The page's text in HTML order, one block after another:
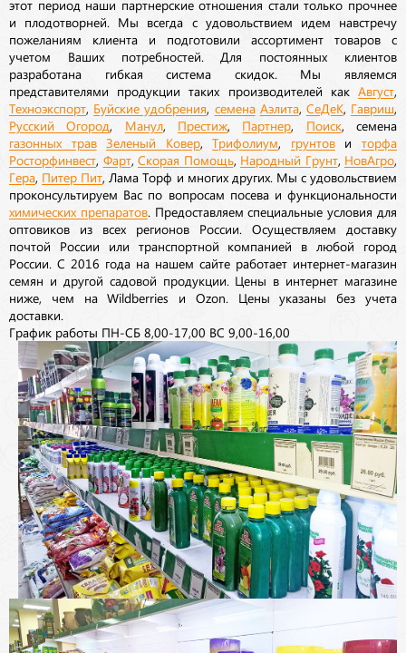
этот период наши партнерские отношения стали только прочнее
и плодотворней. Мы всегда с удовольствием идем навстречу
пожеланиям клиента и подготовили ассортимент товаров с
учетом Ваших потребностей. Для постоянных клиентов
разработана гибкая система скидок. Мы являемся
представителями продукции таких производителей как Август
Техноэкспорт Буйские удобрения семена Аэлита, СеДеК Гавриш
Русский Огород Манул, Престиж Партнер Поиск, семена
газонных трав Зеленый Ковер,Трифолиум грунтовиторфа
Росторфинвест Фарт, Скорая Помощь Народный Грунт, НовАгро
Гера Питер Пит , Лама Торф и многих других. Мы с удовольствием
проконсультируем Вас по вопросам посева и функциональности
химических препаратов. Предоставляем специальные условия для
оптовиков из всех регионов России. Осуществляем доставку
почтой России или транспортной компанией в любой город
России. С 2016 года на нашем сайте работает интернет-магазин
семян и другой садовой продукции. Цены в интернет магазине
ниже, чем на Wildberries и Ozon. Цены указаны без учета
доставки.
График работы ПН-СБ 8,00-17,00 ВС 9,00-16,00